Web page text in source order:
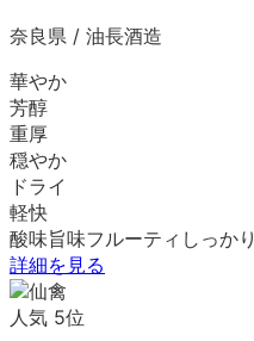
奈良県 / 油長酒造
華やか
芳醇
重厚
穏やか
ドライ
軽快
酸味旨味フルーティ しっかり
詳細を見る
人気 5位